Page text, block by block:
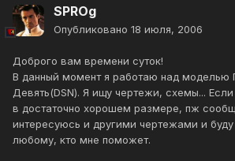
SPROg
Опубликовано 18 июля, 2006
Доброго вам времени суток!
В данный момент я работаю над моделью
Девять(DSN). Я ищу чертежи, схемы...
в достаточно хорошем размере, пж
интересуюсь и другими чертежами и буду
любому, кто мне поможет.